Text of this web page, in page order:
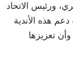
ورئيس الاتحاد
هذه الأندية
وأن تعزيزها